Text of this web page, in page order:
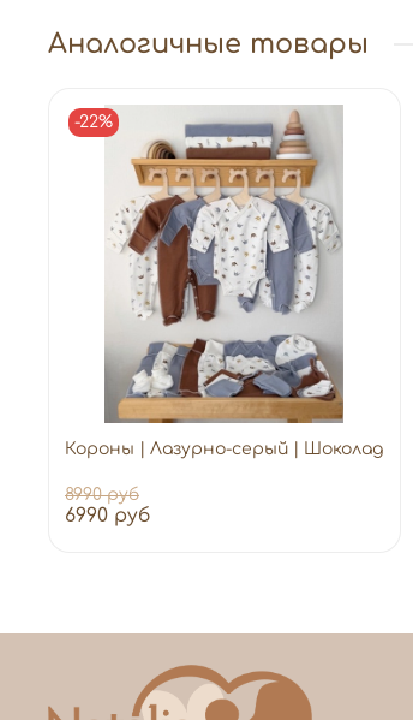
Аналогичные товары
-22%
Короны | Лазурно-серый | Шоколад
8990 руб
6990 руб